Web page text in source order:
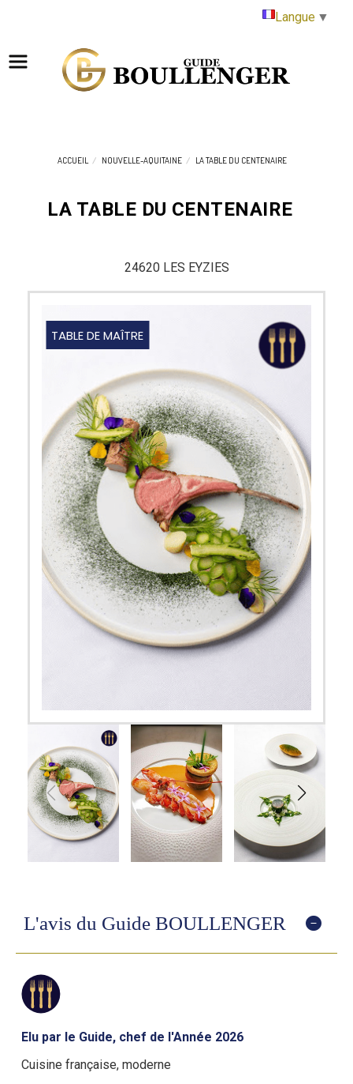
ACCUEIL NOUVELLE-AQUITAINE LA TABLE DU CENTENAIRE
TABLE DE MAÎTRE
LA TABLE DU CENTENAIRE
24620 LES EYZIES
L'avis du Guide BOULLENGER
Elu par le Guide, chef de l'Année 2026
Cuisine française, moderne
Langue ▼